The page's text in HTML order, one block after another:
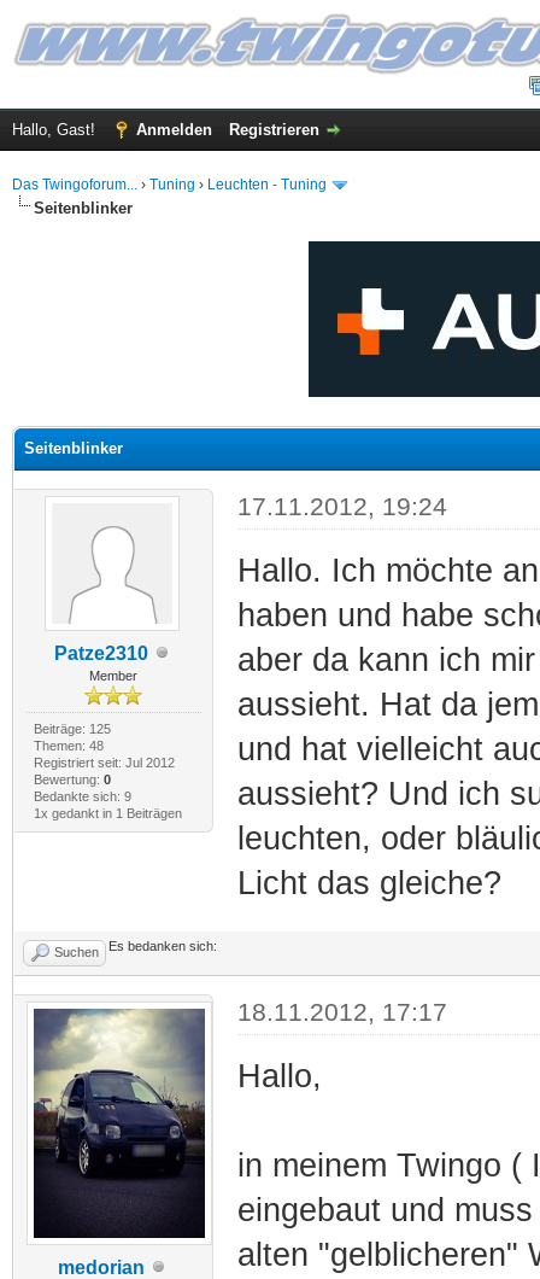
Hallo, Gast! Anmelden Registrieren
Das Twingoforum... › Tuning › Leuchten - Tuning
Seitenblinker
Seitenblinker
Patze2310
Member
Beiträge: 125
Themen: 48
Registriert seit: Jul 2012
Bewertung: 0
Bedankte sich: 9
1x gedankt in 1 Beiträgen
17.11.2012, 19:24
Hallo. Ich möchte
haben und habe
aber da kann ich
aussieht. Hat da
und hat vielleicht
aussieht? Und ich
leuchten, oder
Licht das gleiche?
Suchen Es bedanken sich:
medorian
18.11.2012, 17:17
Hallo,
in meinem Twingo (
eingebaut und
alten "gelblicheren"